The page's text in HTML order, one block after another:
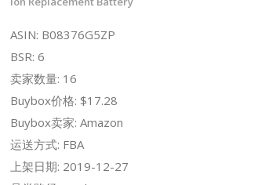
ASIN: B08376G5ZP
BSR: 6
卖家数量: 16
Buybox价格: $17.28
Buybox卖家: Amazon
运送方式: FBA
上架日期: 2019-12-27